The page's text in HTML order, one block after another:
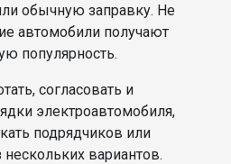
обычную заправку. Не
автомобили получают
популярность.
согласовать и
электроавтомобиля,
подрядчиков или
вариантов.